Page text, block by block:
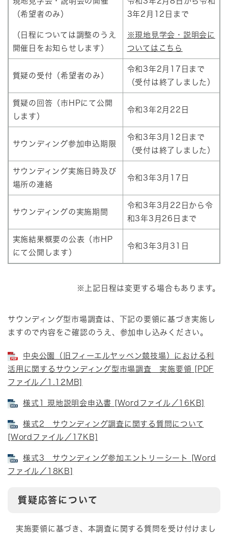
（希望者のみ）
（日程については調整のうえ
開催日をお知らせします）
3年2月12日まで
※現地見学会・説明会に
ついてはこちら
質疑の受付（希望者のみ）
令和3年2月17日まで
（受付は終了しました）
質疑の回答（市HPにて公開
します）
令和3年2月22日
サウンディング参加申込期限
令和3年3月12日まで
（受付は終了しました）
サウンディング実施日時及び
場所の連絡
令和3年3月17日
サウンディングの実施期間
令和3年3月22日から令
和3年3月26日まで
実施結果概要の公表（市HP
にて公開します）
令和3年3月31日
※上記日程は変更する場合もあります。
サウンディング型市場調査は、下記の要領に基づき実施し
ますので内容をご確認のうえ、参加申し込みください。
中央公園（旧フィーエルヤッペン競技場）における利
活用に関するサウンディング型市場調査 実施要領 [PDF
ファイル／1.12MB]
様式1 現地説明会申込書 [Wordファイル／16KB]
様式2 サウンディング調査に関する質問について
[Wordファイル／17KB]
様式3 サウンディング参加エントリーシート [Word
ファイル／18KB]
質疑応答について
実施要領に基づき、本調査に関する質問を受け付けまし